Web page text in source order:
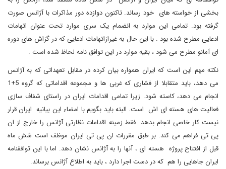
بخشی از خواسته های خود رساند. تاکنون دوازده دور مذاکرات با آژانس صورت
گرفته بود. تمامی این موارد به انضمام یک سری موارد تحت عنوان اتهامات
ادعایی مطرح شده بود . با این حال به غیرازاتهامات ادعایی که در گزاش های دوره
ای آمانو مطرح می شود ، بقیه موارد در این توافق نامه لحاظ شده است .
نکته مهم این است که ایران همواره بیان کرده در مقابل تعهداتی که به آژانس
می دهد، باید متقابلا از فشاری که غربی ها و مجموعه اقداماتی که گروه 5+1
انجام می دهد، کاسته شود. زیرا تمامی اقدامات ایران در راستای شفاف سازی
فعالیت های هسته ای اش است. البته باید بگویم با امضاء این بیانیه ایران قرار
نیست کار خاصی انجام بدهد فقط زمینه اقدامات نظارتی آژانس را خارج از ان
پی تی فراهم می کند. بر طبق مقررات ان پی تی ایران موظف است شش ماه
قبل از افتتاح پروژه هسته ای ، آنها را به آژانس نشان دهد. اما با این توافقنامه
ایران جاهایی را هم که در دست اجرا دارد ، باید به اطلاع آژانس برساند.